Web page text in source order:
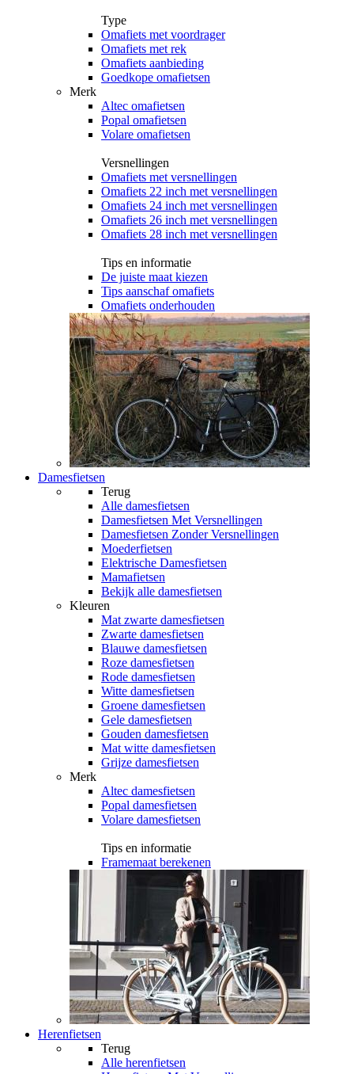
Type
Omafiets met voordrager
Omafiets met rek
Omafiets aanbieding
Goedkope omafietsen
Merk
Altec omafietsen
Popal omafietsen
Volare omafietsen
Versnellingen
Omafiets met versnellingen
Omafiets 22 inch met versnellingen
Omafiets 24 inch met versnellingen
Omafiets 26 inch met versnellingen
Omafiets 28 inch met versnellingen
Tips en informatie
De juiste maat kiezen
Tips aanschaf omafiets
Omafiets onderhouden
Damesfietsen
Terug
Alle damesfietsen
Damesfietsen Met Versnellingen
Damesfietsen Zonder Versnellingen
Moederfietsen
Elektrische Damesfietsen
Mamafietsen
Bekijk alle damesfietsen
Kleuren
Mat zwarte damesfietsen
Zwarte damesfietsen
Blauwe damesfietsen
Roze damesfietsen
Rode damesfietsen
Witte damesfietsen
Groene damesfietsen
Gele damesfietsen
Gouden damesfietsen
Mat witte damesfietsen
Grijze damesfietsen
Merk
Altec damesfietsen
Popal damesfietsen
Volare damesfietsen
Tips en informatie
Framemaat berekenen
Herenfietsen
Terug
Alle herenfietsen